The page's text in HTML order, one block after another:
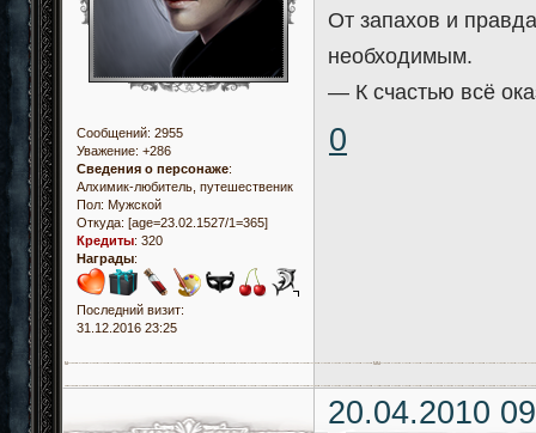
Сообщений: 2955
Уважение: +286
Сведения о персонаже:
Алхимик-любитель, путешественик
Пол: Мужской
Откуда: [age=23.02.1527/1=365]
Кредиты: 320
Награды:
Последний визит:
31.12.2016 23:25
От запахов и
необходимым.
— К счастью всё
0
20.04.2010